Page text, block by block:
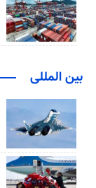
بین المللی